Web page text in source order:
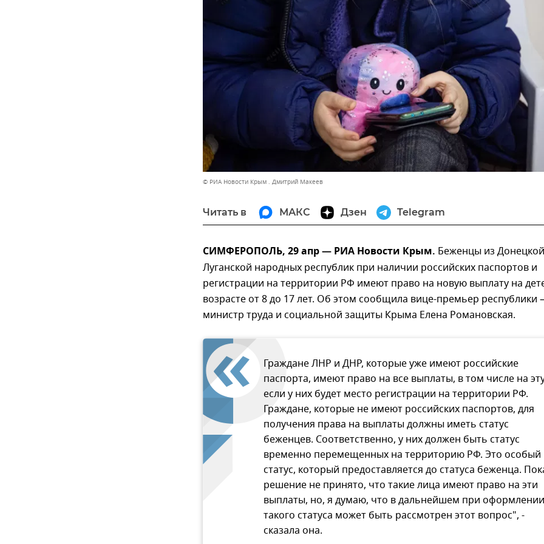
© РИА Новости Крым . Дмитрий Макеев
Читать в МАКС Дзен Telegram
СИМФЕРОПОЛЬ, 29 апр — РИА Новости Крым. Беженцы из
Луганской народных республик при наличии российских паспортов и
регистрации на территории РФ имеют право на новую выплату на
возрасте от 8 до 17 лет. Об этом сообщила вице-премьер республики –
министр труда и социальной защиты Крыма Елена Романовская.
Граждане ЛНР и ДНР, которые уже имеют российские
паспорта, имеют право на все выплаты, в том числе на
если у них будет место регистрации на территории РФ.
Граждане, которые не имеют российских паспортов, для
получения права на выплаты должны иметь статус
беженцев. Соответственно, у них должен быть статус
временно перемещенных на территорию РФ. Это особый
статус, который предоставляется до статуса беженца.
решение не принято, что такие лица имеют право на эти
выплаты, но, я думаю, что в дальнейшем при оформлении
такого статуса может быть рассмотрен этот вопрос", -
сказала она.